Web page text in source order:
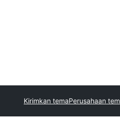
Kirimkan temaPerusahaan